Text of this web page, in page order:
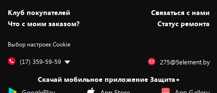
Статьи и обзоры
Вакансии
Дай пять добру!
Безналичный расчёт
Обмен и возврат товара
Обработка персональных данных
Подарочные карты
Установка техники
Для игровых консолей
Для мобильных устройств
Для компьютеров
Сервисные центры
Скидки и промокоды
Белорусские товары
Бонусы
Оплата частями
Новинки
Клуб покупателей
Cвязаться с нами
Что с моим заказом?
Статус ремонта
Выбор настроек Cookie
(17) 359-59-59 275@5element.by
Скачай мобильное приложение Защита+